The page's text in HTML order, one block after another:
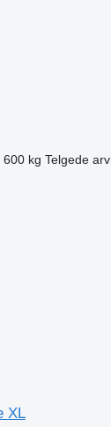
600 kg Telgede arv
XL